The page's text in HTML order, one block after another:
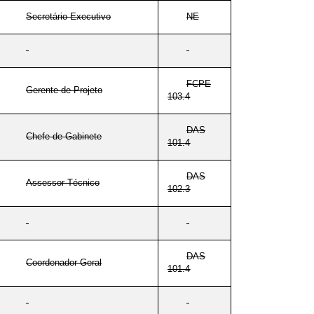
Secretário-Executivo NE
Gerente de Projeto
FCPE
103.4
Chefe de Gabinete
DAS
101.4
Assessor Técnico
DAS
102.3
Coordenador-Geral
DAS
101.4